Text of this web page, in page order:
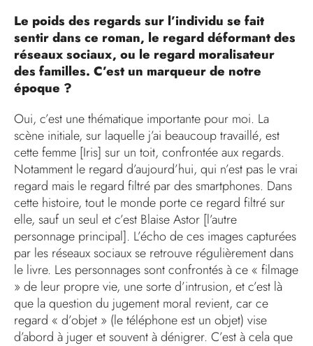
Le poids des regards sur l’individu se fait
sentir dans ce roman, le regard déformant des
réseaux sociaux, ou le regard moralisateur
des familles. C’est un marqueur de notre
époque ?
Oui, c’est une thématique importante pour moi. La
scène initiale, sur laquelle j’ai beaucoup travaillé, est
cette femme [Iris] sur un toit, confrontée aux regards.
Notamment le regard d’aujourd’hui, qui n’est pas le vrai
regard mais le regard filtré par des smartphones. Dans
cette histoire, tout le monde porte ce regard filtré sur
elle, sauf un seul et c’est Blaise Astor [l’autre
personnage principal]. L’écho de ces images capturées
par les réseaux sociaux se retrouve régulièrement dans
le livre. Les personnages sont confrontés à ce « filmage
» de leur propre vie, une sorte d’intrusion, et c’est là
que la question du jugement moral revient, car ce
regard « d’objet » (le téléphone est un objet) vise
d’abord à juger et souvent à dénigrer. C’est à cela que